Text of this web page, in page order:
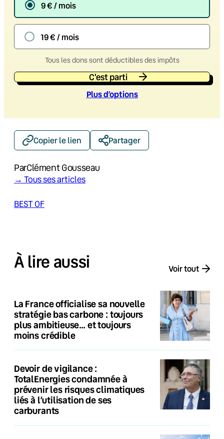
9 € / mois
19 € / mois
Tous les dons sont déductibles des impôts
C'est parti
Plus d’options
Copier le lien Partager
ParClément Gousseau
→ Tous ses articles
BEST OF
À lire aussi Voir tout
La France officialise sa nouvelle
stratégie bas carbone : toujours
plus ambitieuse… et toujours
moins crédible
Devoir de vigilance :
TotalEnergies condamnée à
prévenir les risques climatiques
liés à l’utilisation de ses
carburants